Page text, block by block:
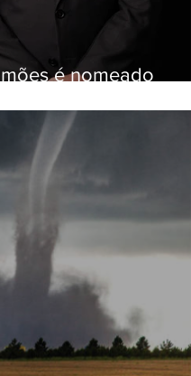
é nomeado